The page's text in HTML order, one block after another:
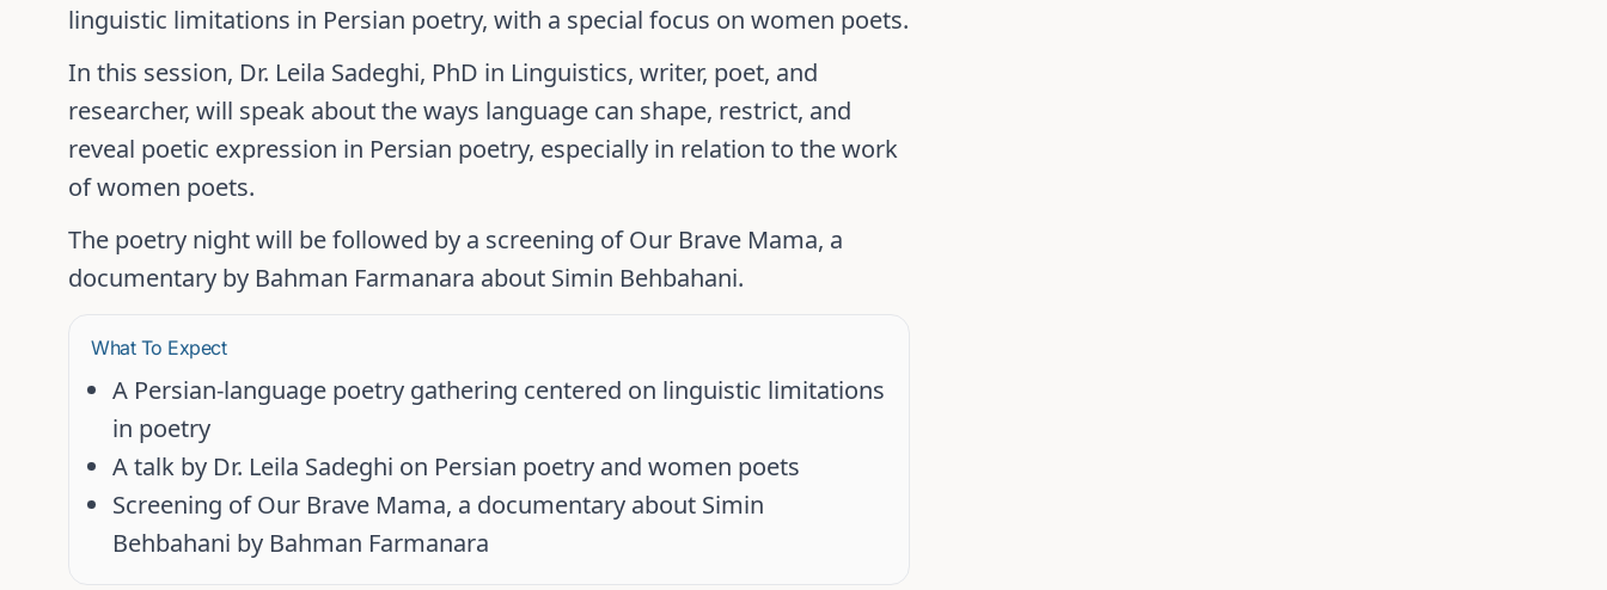
linguistic limitations in Persian poetry, with a special focus on women poets.
In this session, Dr. Leila Sadeghi, PhD in Linguistics, writer, poet, and
researcher, will speak about the ways language can shape, restrict, and
reveal poetic expression in Persian poetry, especially in relation to the work
of women poets.
The poetry night will be followed by a screening ofOur Brave Mama, a
documentary by Bahman Farmanara about Simin Behbahani.
What To Expect
A Persian-language poetry gathering centered on linguistic limitations
in poetry
A talk by Dr. Leila Sadeghi on Persian poetry and women poets
Screening ofOur Brave Mama, a documentary about Simin
Behbahani by Bahman Farmanara